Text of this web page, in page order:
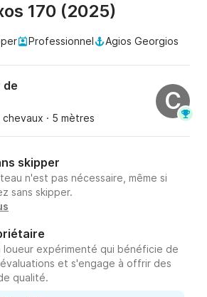
170 (2025)
Professionnel Agios Georgios
de
chevaux · 5 mètres
C
skipper
n'est pas nécessaire, même si
sans skipper.
loueur expérimenté qui bénéficie de
et s'engage à offrir des
qualité.